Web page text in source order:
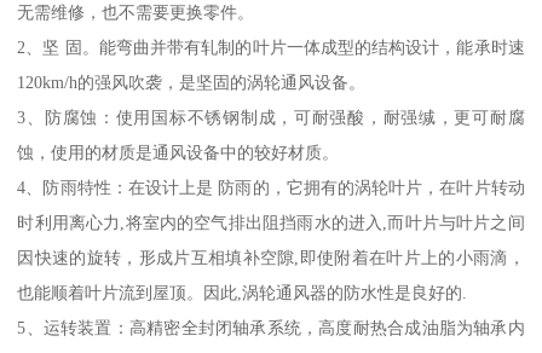
无需维修，也不需要更换零件。
2、坚 固。能弯曲并带有轧制的叶片一体成型的结构设计，能承时速
120km/h的强风吹袭，是坚固的涡轮通风设备。
3、防腐蚀：使用国标不锈钢制成，可耐强酸，耐强缄，更可耐腐
蚀，使用的材质是通风设备中的较好材质。
4、防雨特性：在设计上是 防雨的，它拥有的涡轮叶片，在叶片转动
时利用离心力,将室内的空气排出阻挡雨水的进入,而叶片与叶片之间
因快速的旋转，形成片互相填补空隙,即使附着在叶片上的小雨滴，
也能顺着叶片流到屋顶。因此,涡轮通风器的防水性是良好的.
5、运转装置：高精密全封闭轴承系统，高度耐热合成油脂为轴承内